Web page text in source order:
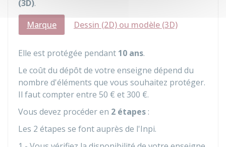
(3D).
Marque
Dessin (2D) ou modèle (3D)
Elle est protégée pendant 10 ans.
Le coût du dépôt de votre enseigne dépend du
nombre d'éléments que vous souhaitez protéger.
Il faut compter entre 50 € et300 €.
Vous devez procéder en 2 étapes :
Les 2 étapes se font auprès de l'Inpi.